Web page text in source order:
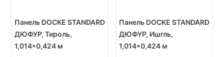
Панель DOCKE STANDARD
ДЮФУР, Тироль,
1,014*0,424 м
Панель DOCKE STANDARD
ДЮФУР, Ишгль,
1,014*0,424 м